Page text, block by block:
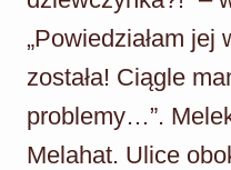
„Powiedziałam jej
została! Ciągle
problemy…”.
Melahat. Ulice